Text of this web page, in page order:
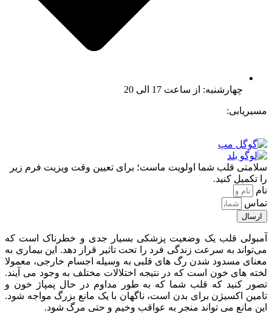
چهارشنبه: از ساعت 17 الی 20
مسیریابی:
سلامتی قلب شما اولویت ماست؛ برای تعیین وقت ویزیت فرم زیر
را تکمیل کنید.
نام
تماس
ارسال
آمبولی قلب یک وضعیت پزشکی بسیار جدی و خطرناک است که
می‌تواند به سرعت زندگی فرد را تحت تاثیر قرار دهد. این بیماری به
معنای مسدود شدن رگ ‌های قلبی به وسیله اجسام خارجی، معمولا
لخته ‌های خون است که در نتیجه اختلالات مختلف به وجود می ‌آیند.
تصور کنید که قلب شما که به طور مداوم در حال پمپاژ خون و
تامین اکسیژن برای بدن است، ناگهان با یک مانع بزرگ مواجه شود.
این مانع می ‌تواند منجر به عواقب وخیم و حتی مرگ شود.